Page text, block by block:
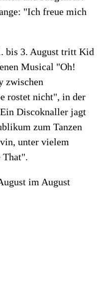
"Ich freue mich
bis 3. August tritt Kid
Musical "Oh!
zwischen
rostet nicht", in der
Discoknaller jagt
zum Tanzen
unter vielem
That".
im August